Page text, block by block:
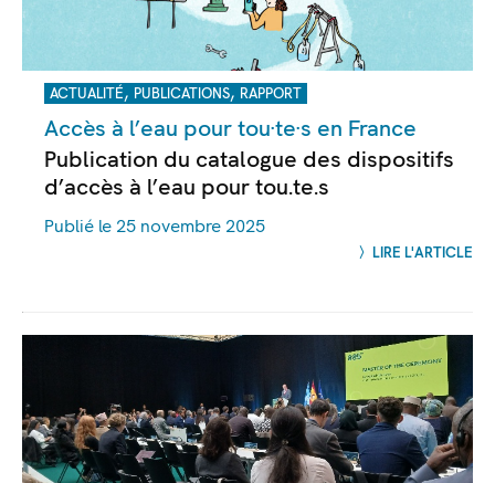
ACTUALITÉ, PUBLICATIONS, RAPPORT
Accès à l’eau pour tou·te·s en France
Publication du catalogue des dispositifs
d’accès à l’eau pour tou.te.s
Publié le 25 novembre 2025
LIRE L'ARTICLE